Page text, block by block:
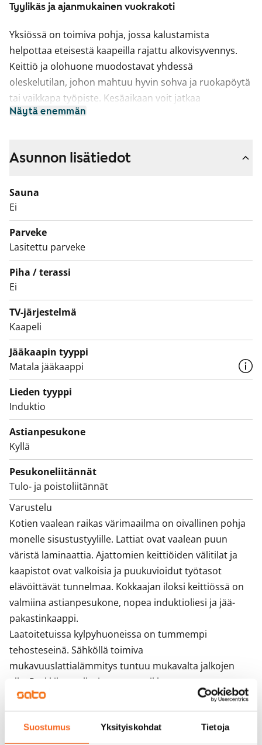
Suostumus Yksityiskohdat Tietoja
Tyylikäs ja ajanmukainen vuokrakoti
Yksiössä on toimiva pohja, jossa kalustamista
helpottaa eteisestä kaapeilla rajattu alkovisyvennys.
Keittiö ja olohuone muodostavat yhdessä
oleskelutilan, johon mahtuu hyvin sohva ja ruokapöytä
tai vaikkapa työpiste. Kesäaikaan voit jatkaa
oleskelutilaa koko kodin levyiselle, lasitetulle
Kodin vaalean raikas värimaailma on oivallinen pohja
puun väristä laminaattia. Ajattoman keittiön välitila ja
kaapistot ovat valkoisia ja puukuvioitu työtaso
elävöittää tunnelmaa. Keittiössä viihtyvän iloksi käyttöä
odottavat astianpesukone, nopea induktioliesi ja jää-
pakastinkaappi.
Laatoitetussa kylpyhuoneessa on tummempi
tehosteseinä. Sähköllä toimiva
mukavuuslattialämmitys tuntuu mukavalta jalkojen
alla. Pyykkikoneelle on oma paikkansa.
Varaa oma esittelyaikasi ja tule paikan päälle
tunnustelemaan, miltä arki tässä raikaspintaisessa
kodissa voisi tuntua!
Näytä enemmän
Asunnon lisätiedot
Sauna
Ei
Parveke
Lasitettu parveke
Piha / terassi
Ei
TV-järjestelmä
Kaapeli
Jääkaapin tyyppi
Matala jääkaappi
Lieden tyyppi
Induktio
Astianpesukone
Kyllä
Pesukoneliitännät
Tulo- ja poistoliitännät
Varustelu
Kotien vaalean raikas värimaailma on oivallinen pohja
monelle sisustustyylille. Lattiat ovat vaalean puun
väristä laminaattia. Ajattomien keittiöiden välitilat ja
kaapistot ovat valkoisia ja puukuvioidut työtasot
elävöittävät tunnelmaa. Kokkaajan iloksi keittiössä on
valmiina astianpesukone, nopea induktioliesi ja jää-
pakastinkaappi.
Laatoitetuissa kylpyhuoneissa on tummempi
tehosteseinä. Sähköllä toimiva
mukavuuslattialämmitys tuntuu mukavalta jalkojen
alla. Pyykkikoneellesi on oma paikkansa.
Lämmitysjärjestelmänä on vesikiertoinen
patterilämmitys. Asunnoissa on keskitetty koneellinen
tulo- ja poistoilmanvaihto.